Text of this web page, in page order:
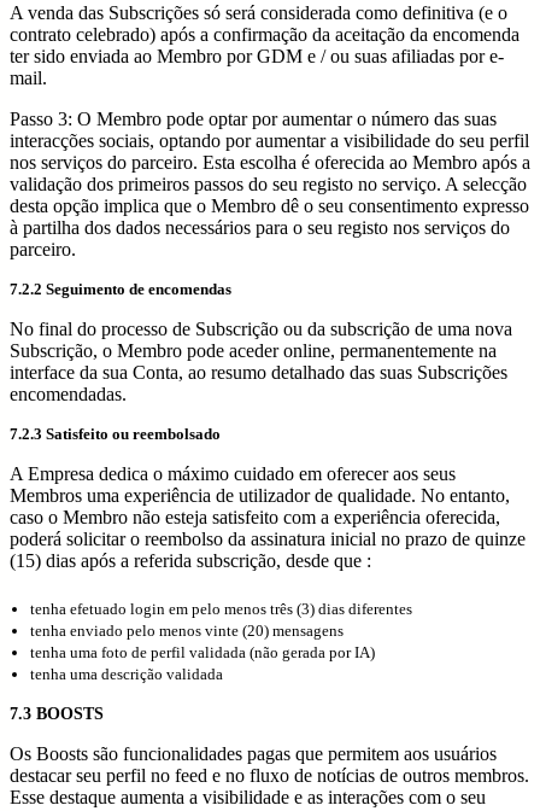
A venda das Subscrições só será considerada como definitiva (e o
contrato celebrado) após a confirmação da aceitação da encomenda
ter sido enviada ao Membro por GDM e / ou suas afiliadas por e-
mail.
Passo 3: O Membro pode optar por aumentar o número das suas
interacções sociais, optando por aumentar a visibilidade do seu perfil
nos serviços do parceiro. Esta escolha é oferecida ao Membro após a
validação dos primeiros passos do seu registo no serviço. A selecção
desta opção implica que o Membro dê o seu consentimento expresso
à partilha dos dados necessários para o seu registo nos serviços do
parceiro.
7.2.2 Seguimento de encomendas
No final do processo de Subscrição ou da subscrição de uma nova
Subscrição, o Membro pode aceder online, permanentemente na
interface da sua Conta, ao resumo detalhado das suas Subscrições
encomendadas.
7.2.3 Satisfeito ou reembolsado
A Empresa dedica o máximo cuidado em oferecer aos seus
Membros uma experiência de utilizador de qualidade. No entanto,
caso o Membro não esteja satisfeito com a experiência oferecida,
poderá solicitar o reembolso da assinatura inicial no prazo de quinze
(15) dias após a referida subscrição, desde que :
tenha efetuado login em pelo menos três (3) dias diferentes
tenha enviado pelo menos vinte (20) mensagens
tenha uma foto de perfil validada (não gerada por IA)
tenha uma descrição validada
7.3 BOOSTS
Os Boosts são funcionalidades pagas que permitem aos usuários
destacar seu perfil no feed e no fluxo de notícias de outros membros.
Esse destaque aumenta a visibilidade e as interações com o seu